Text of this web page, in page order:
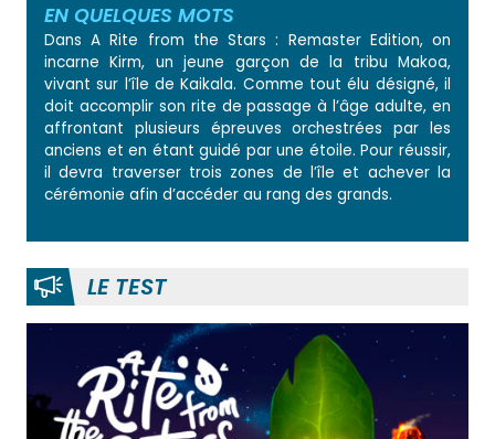
EN QUELQUES MOTS
Dans A Rite from the Stars : Remaster Edition, on
incarne Kirm, un jeune garçon de la tribu Makoa,
vivant sur l’île de Kaikala. Comme tout élu désigné, il
doit accomplir son rite de passage à l’âge adulte, en
affrontant plusieurs épreuves orchestrées par les
anciens et en étant guidé par une étoile. Pour réussir,
il devra traverser trois zones de l’île et achever la
cérémonie afin d’accéder au rang des grands.
LE TEST